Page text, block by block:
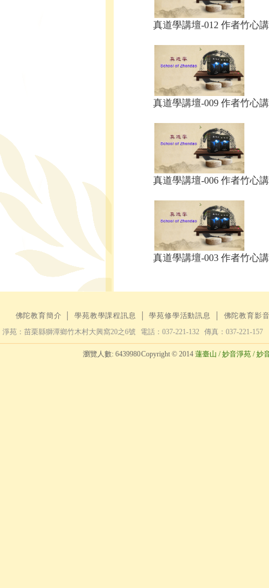
真道學講壇-012 作者竹心
真道學講壇-009 作者竹心
真道學講壇-006 作者竹心
真道學講壇-003 作者竹心
佛陀教育簡介 學苑教學課程訊息 學苑修學活動訊息
佛陀教育影
淨苑：苗栗縣獅潭鄉竹木村大興窩20之6號
電話：037-221-132 傳真：037-221-157
Copyright © 2014 蓮臺山 / 妙音淨苑 / 妙
瀏覽人數: 6439980